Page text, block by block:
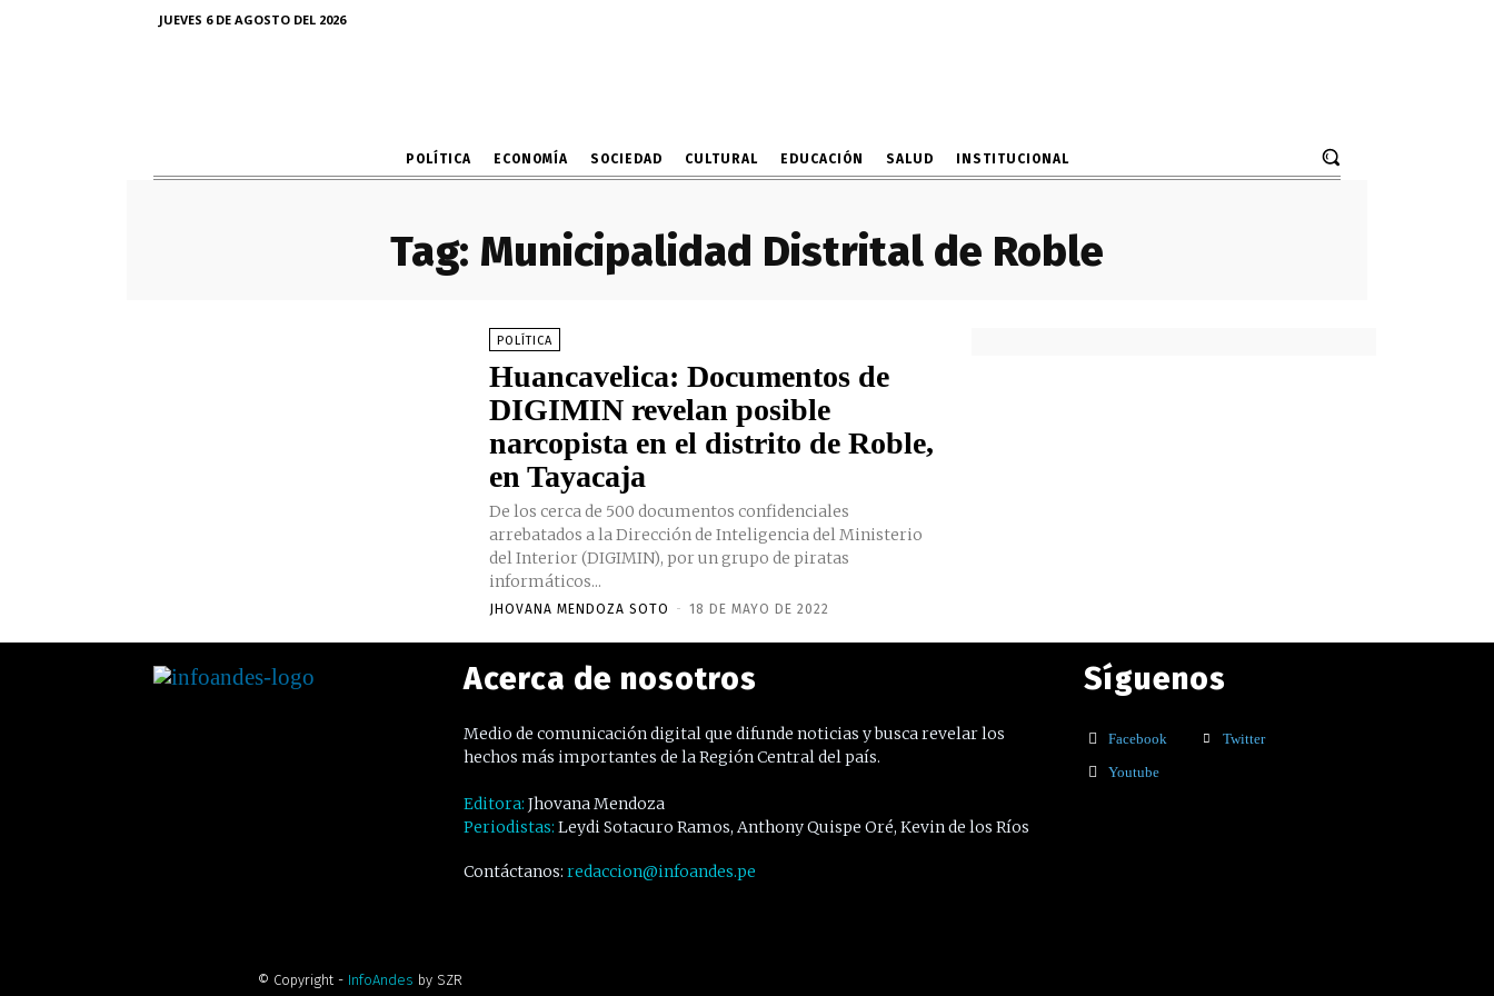
JUEVES 6 DE AGOSTO DEL 2026
POLÍTICA ECONOMÍA SOCIEDAD CULTURAL EDUCACIÓN SALUD INSTITUCIONAL
Tag: Municipalidad Distrital de Roble
POLÍTICA
Huancavelica: Documentos de
DIGIMIN revelan posible
narcopista en el distrito de Roble,
en Tayacaja
De los cerca de 500 documentos confidenciales
arrebatados a la Dirección de Inteligencia del Ministerio
del Interior (DIGIMIN), por un grupo de piratas
informáticos...
JHOVANA MENDOZA SOTO - 18 DE MAYO DE 2022
Acerca de nosotros
Medio de comunicación digital que difunde noticias y busca revelar los
hechos más importantes de la Región Central del país.
Editora: Jhovana Mendoza
Periodistas: Leydi Sotacuro Ramos, Anthony Quispe Oré, Kevin de los Ríos
Contáctanos: redaccion@infoandes.pe
Síguenos
Facebook
Twitter
Youtube
© Copyright - InfoAndes by SZR